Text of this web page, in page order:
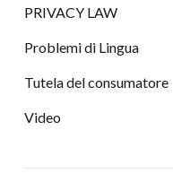
PRIVACY LAW
Problemi di Lingua
Tutela del consumatore
Video